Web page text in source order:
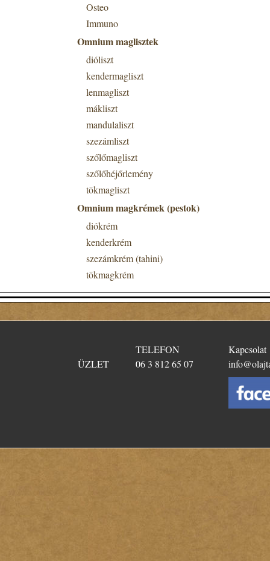
Osteo
Immuno
Omnium maglisztek
dióliszt
kendermagliszt
lenmagliszt
mákliszt
mandulaliszt
szezámliszt
szőlőmagliszt
szőlőhéjőrlemény
tökmagliszt
Omnium magkrémek (pestok)
diókrém
kenderkrém
szezámkrém (tahini)
tökmagkrém
ÜZLET
TELEFON
06 3 812 65 07
Kapcsolat